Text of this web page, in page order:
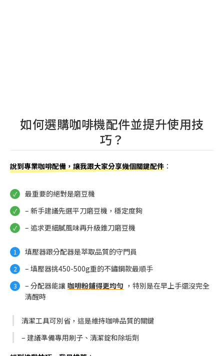
如何選購咖啡機配件並提升使用技
巧？
說到專業咖啡配備，讓我跟大家分享幾個關鍵配件 ：
最重要的絕對是磨豆機
– 新手建議先選平刀磨豆機，穩定度夠
– 追求更細膩風味再升級錐刀磨豆機
填壓器跟分配器是萃取品質的守門員
– 填壓器挑450-500g重的不鏽鋼款最順手
– 分配器能讓 咖啡粉鋪得更均勻 ，特別是在早上手還沒完全
清醒時
清潔工具可別省，這是維持咖啡品質的關鍵
– 建議準備專用刷子、清潔錠和除垢劑